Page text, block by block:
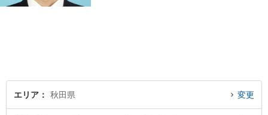
エリア 秋田県 変更